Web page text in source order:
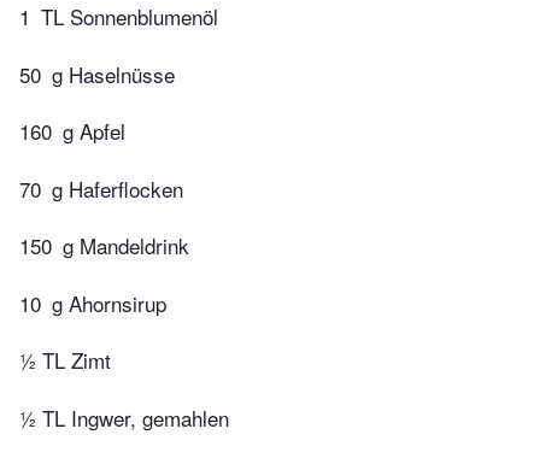
1 TL Sonnenblumenöl
50 g Haselnüsse
160 g Apfel
70 g Haferflocken
150 g Mandeldrink
10 g Ahornsirup
½ TL Zimt
½ TL Ingwer, gemahlen